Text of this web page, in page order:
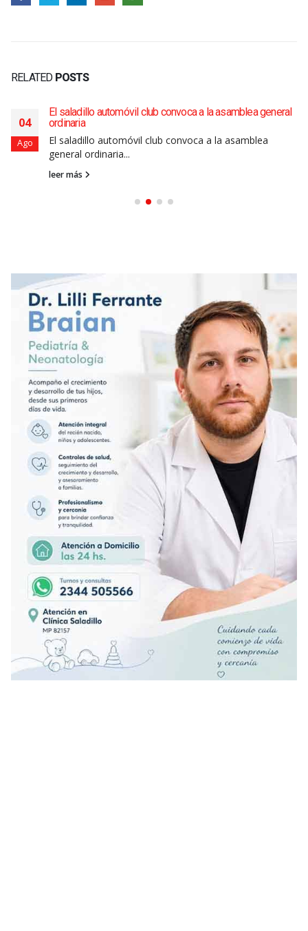
RELATED POSTS
04
Ago
El saladillo automóvil club convoca a la asamblea general
ordinaria
El saladillo automóvil club convoca a la asamblea
general ordinaria...
leer más